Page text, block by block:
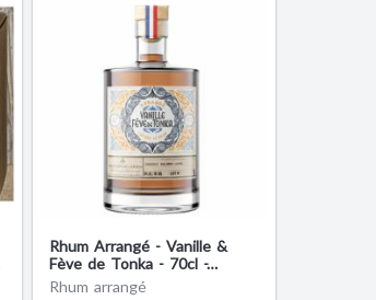
Rhum Arrangé - Vanille &
Fève de Tonka - 70cl -
Produit en Anjou
Rhum arrangé